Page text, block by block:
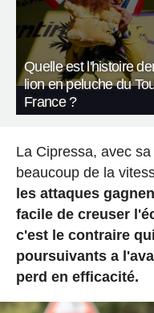
Quelle est l'histoire
lion en peluche du
France ?
La Cipressa, avec
beaucoup de la
les attaques
facile de creuser
c'est le contraire
poursuivants a
perd en efficacité.